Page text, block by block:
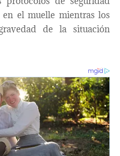
el muelle mientras los
de la situación